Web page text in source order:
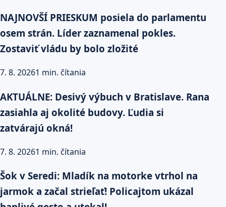
NAJNOVŠÍ PRIESKUM posiela do parlamentu
osem strán. Líder zaznamenal pokles.
Zostaviť vládu by bolo zložité
7. 8. 20261 min. čítania
AKTUÁLNE: Desivý výbuch v Bratislave. Rana
zasiahla aj okolité budovy. Ľudia si
zatvárajú okná!
7. 8. 20261 min. čítania
Šok v Seredi: Mladík na motorke vtrhol na
jarmok a začal strieľať! Policajtom ukázal